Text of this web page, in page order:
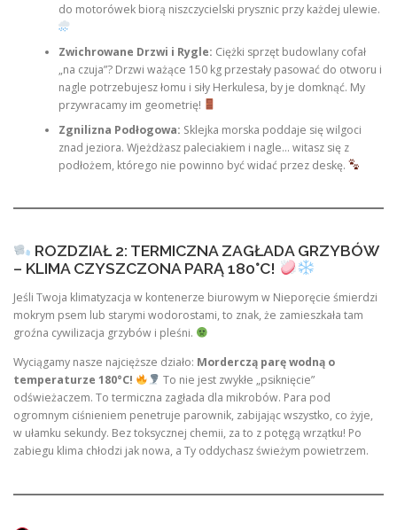
do motorówek biorą niszczycielski prysznic przy każdej ulewie.
Zwichrowane Drzwi i Rygle: Ciężki sprzęt budowlany cofał
„na czuja”? Drzwi ważące 150 kg przestały pasować do otworu i
nagle potrzebujesz łomu i siły Herkulesa, by je domknąć. My
przywracamy im geometrię!
Zgnilizna Podłogowa: Sklejka morska poddaje się wilgoci
znad jeziora. Wjeżdżasz paleciakiem i nagle… witasz się z
podłożem, którego nie powinno być widać przez deskę.
ROZDZIAŁ 2: TERMICZNA ZAGŁADA GRZYBÓW
– KLIMA CZYSZCZONA PARĄ 180°C!
Jeśli Twoja klimatyzacja w kontenerze biurowym w Nieporęcie śmierdzi
mokrym psem lub starymi wodorostami, to znak, że zamieszkała tam
groźna cywilizacja grzybów i pleśni.
Wyciągamy nasze najcięższe działo: Morderczą parę wodną o
temperaturze 180°C!
To nie jest zwykłe „psiknięcie”
odświeżaczem. To termiczna zagłada dla mikrobów. Para pod
ogromnym ciśnieniem penetruje parownik, zabijając wszystko, co żyje,
w ułamku sekundy. Bez toksycznej chemii, za to z potęgą wrzątku! Po
zabiegu klima chłodzi jak nowa, a Ty oddychasz świeżym powietrzem.